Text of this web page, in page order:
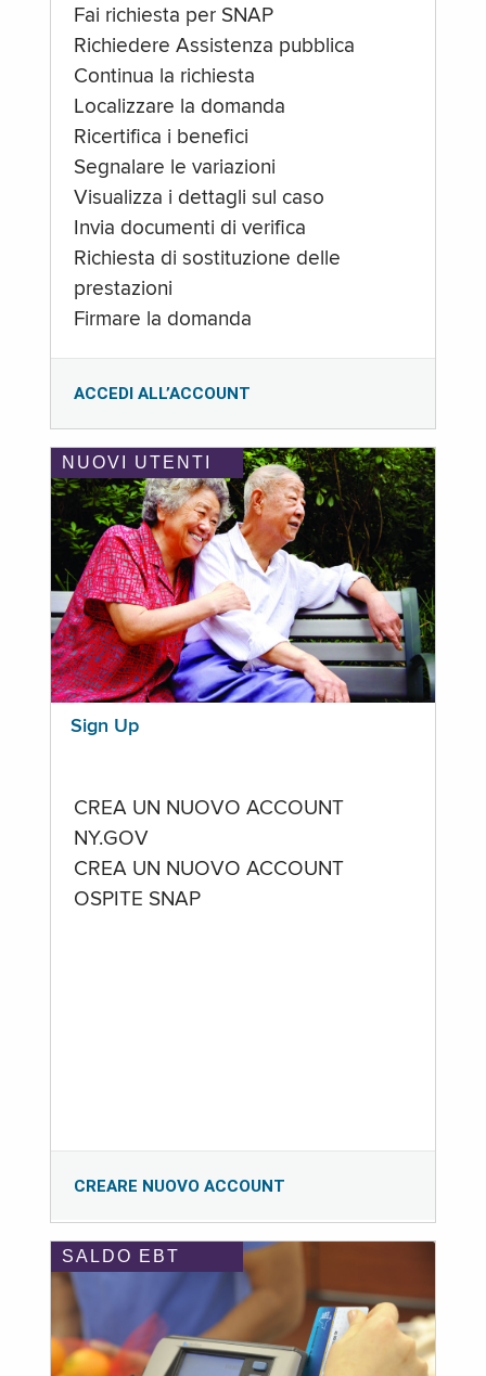
Fai richiesta per SNAP
Richiedere Assistenza pubblica
Continua la richiesta
Localizzare la domanda
Ricertifica i benefici
Segnalare le variazioni
Visualizza i dettagli sul caso
Invia documenti di verifica
Richiesta di sostituzione delle
prestazioni
Firmare la domanda
ACCEDI ALL’ACCOUNT
NUOVI UTENTI
Sign Up
CREA UN NUOVO ACCOUNT
NY.GOV
CREA UN NUOVO ACCOUNT
OSPITE SNAP
CREARE NUOVO ACCOUNT
SALDO EBT